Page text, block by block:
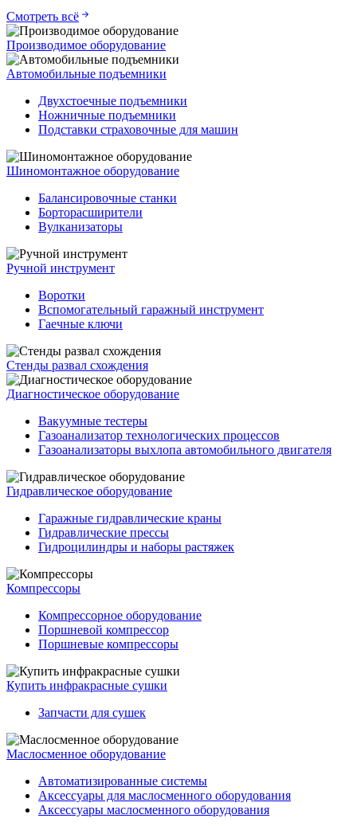
Смотреть всё
Производимое оборудование
Автомобильные подъемники
Двухстоечные подъемники
Ножничные подъемники
Подставки страховочные для машин
Шиномонтажное оборудование
Балансировочные станки
Борторасширители
Вулканизаторы
Ручной инструмент
Воротки
Вспомогательный гаражный инструмент
Гаечные ключи
Стенды развал схождения
Диагностическое оборудование
Вакуумные тестеры
Газоанализатор технологических процессов
Газоанализаторы выхлопа автомобильного двигателя
Гидравлическое оборудование
Гаражные гидравлические краны
Гидравлические прессы
Гидроцилиндры и наборы растяжек
Компрессоры
Компрессорное оборудование
Поршневой компрессор
Поршневые компрессоры
Купить инфракрасные сушки
Запчасти для сушек
Маслосменное оборудование
Автоматизированные системы
Аксессуары для маслосменного оборудования
Аксессуары маслосменного оборудования